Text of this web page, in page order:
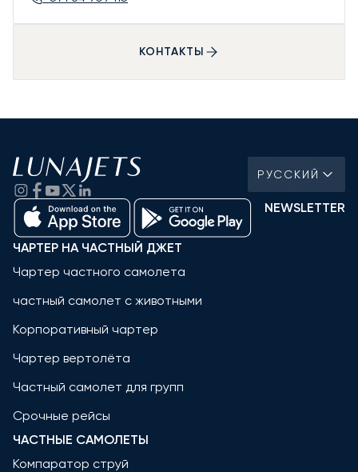
КОНТАКТЫ
РУССКИЙ
NEWSLETTER
ЧАРТЕР НА ЧАСТНЫЙ ДЖЕТ
Чартер частного самолета
частный самолет с животными
Корпоративный чартер
Чартер вертолёта
Частный самолет для групп
Срочные рейсы
ЧАСТНЫЕ САМОЛЕТЫ
Компаратор струй